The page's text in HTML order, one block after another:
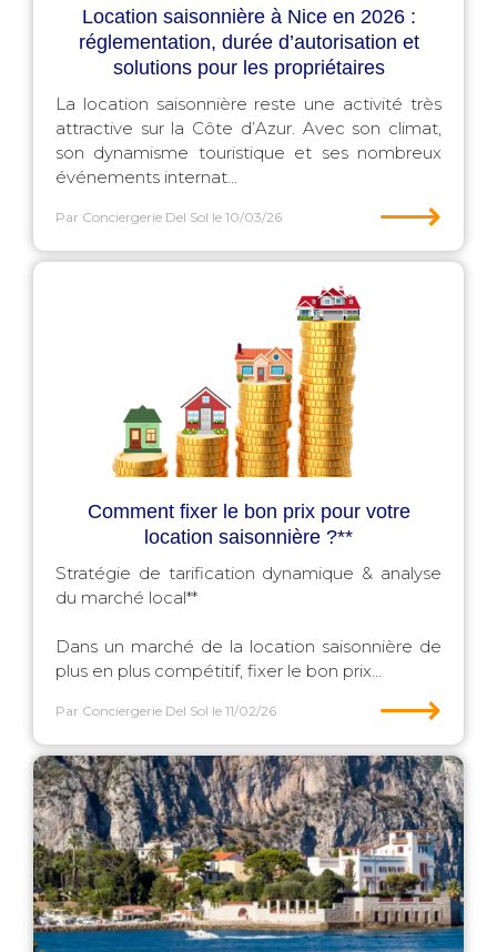
Location saisonnière à Nice en 2026 :
réglementation, durée d’autorisation et
solutions pour les propriétaires
La location saisonnière reste une activité très
attractive sur la Côte d’Azur. Avec son climat,
son dynamisme touristique et ses nombreux
événements internat...
Par Conciergerie Del Sol le 10/03/26 ⟶
Comment fixer le bon prix pour votre
location saisonnière ?**
Stratégie de tarification dynamique & analyse
du marché local**
Dans un marché de la location saisonnière de
plus en plus compétitif, fixer le bon prix...
Par Conciergerie Del Sol le 11/02/26 ⟶